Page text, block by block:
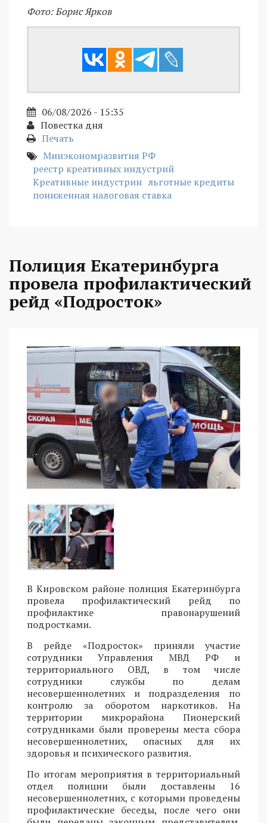
Фото: Борис Ярков
06/08/2026 - 15:35
Повестка дня
Печать
Минэкономразвития РФ
реестр креативных индустрий
Креативные индустрии льготные кредиты
пониженная налоговая ставка
Полиция Екатеринбурга
провела профилактический
рейд «Подросток»
В Кировском районе полиция Екатеринбурга
провела профилактический рейд по
профилактике правонарушений
подростками.
В рейде «Подросток» приняли участие
сотрудники Управления МВД РФ и
территориального ОВД, в том числе
сотрудники службы по делам
несовершеннолетних и подразделения по
контролю за оборотом наркотиков. На
территории микрорайона Пионерский
сотрудниками были проверены места сбора
несовершеннолетних, опасных для их
здоровья и психического развития.
По итогам мероприятия в территориальный
отдел полиции были доставлены 16
несовершеннолетних, с которыми проведены
профилактические беседы, после чего они